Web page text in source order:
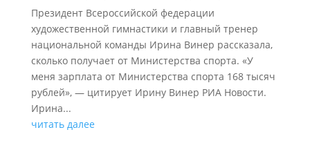
Президент Всероссийской федерации
художественной гимнастики и главный тренер
национальной команды Ирина Винер рассказала,
сколько получает от Министерства спорта. «У
меня зарплата от Министерства спорта 168 тысяч
рублей», — цитирует Ирину Винер РИА Новости.
Ирина...
читать далее